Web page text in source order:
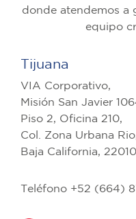
donde atendemos a
equipo
Tijuana
VIA Corporativo,
Misión San Javier
Piso 2, Oficina 210,
Col. Zona Urbana
Baja California, 22010
Teléfono +52 (664)